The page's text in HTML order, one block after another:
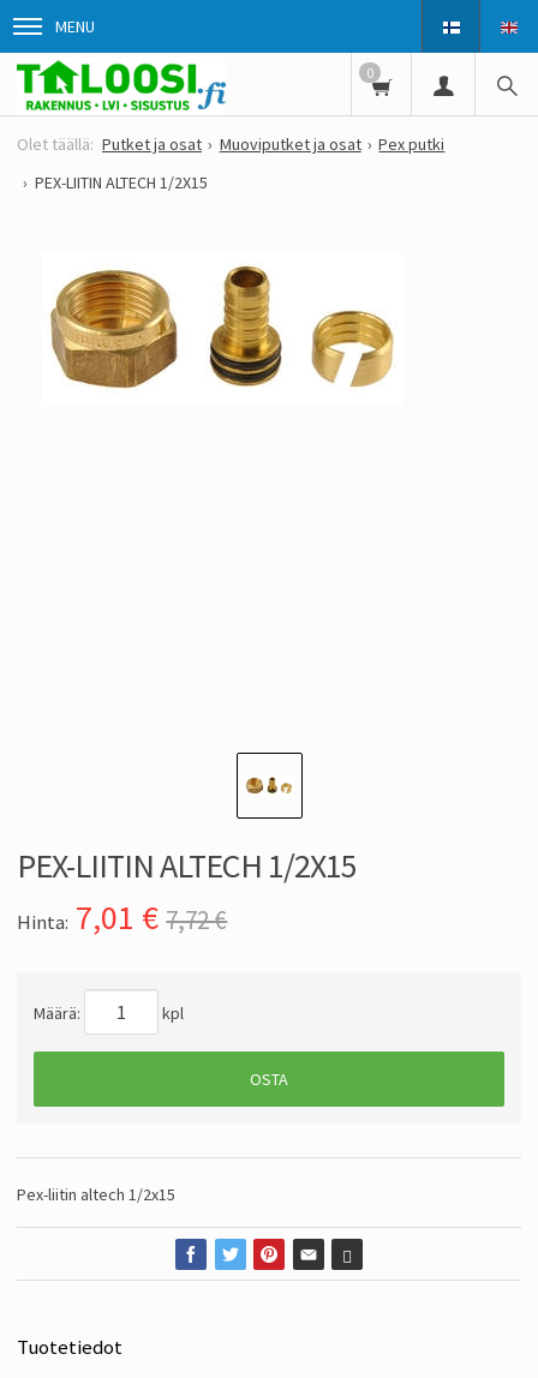
MENU
0
Putket ja osat Muoviputket ja osat
Pex putki
PEX-LIITIN ALTECH 1/2X15
PEX-LIITIN ALTECH 1/2X15
Hinta: 7,01 € 7,72 €
Määrä: kpl
OSTA
Pex-liitin altech 1/2x15
Tuotetiedot